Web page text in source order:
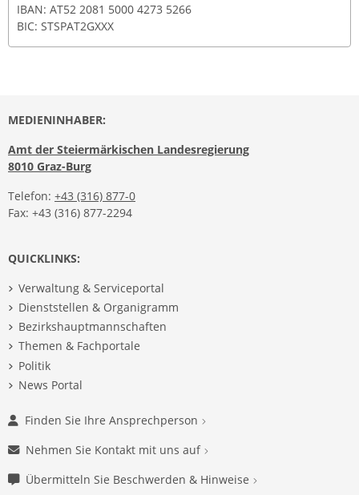
IBAN: AT52 2081 5000 4273 5266
BIC: STSPAT2GXXX
MEDIENINHABER:
Amt der Steiermärkischen Landesregierung
8010 Graz-Burg
Telefon: +43 (316) 877-0
Fax: +43 (316) 877-2294
QUICKLINKS:
Verwaltung & Serviceportal
Dienststellen & Organigramm
Bezirkshauptmannschaften
Themen & Fachportale
Politik
News Portal
Finden Sie Ihre Ansprechperson
Nehmen Sie Kontakt mit uns auf
Übermitteln Sie Beschwerden & Hinweise